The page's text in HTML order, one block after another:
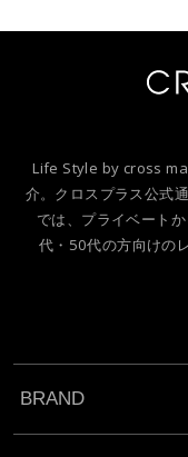
Life Style by cross
介。クロスプラス公式通
では、プライベート
代・50代の方向けの
BRAND